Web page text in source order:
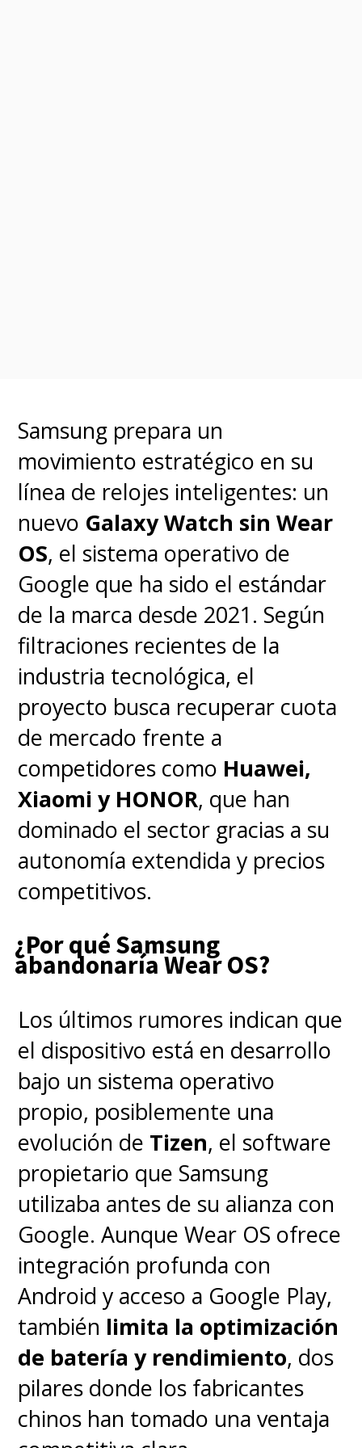
Samsung prepara un
movimiento estratégico en su
línea de relojes inteligentes: un
nuevo Galaxy Watch sin Wear
OS, el sistema operativo de
Google que ha sido el estándar
de la marca desde 2021. Según
filtraciones recientes de la
industria tecnológica, el
proyecto busca recuperar cuota
de mercado frente a
competidores como Huawei,
Xiaomi y HONOR, que han
dominado el sector gracias a su
autonomía extendida y precios
competitivos.
¿Por qué Samsung
abandonaría Wear OS?
Los últimos rumores indican que
el dispositivo está en desarrollo
bajo un sistema operativo
propio, posiblemente una
evolución de Tizen, el software
propietario que Samsung
utilizaba antes de su alianza con
Google. Aunque Wear OS ofrece
integración profunda con
Android y acceso a Google Play,
también limita la optimización
de batería y rendimiento, dos
pilares donde los fabricantes
chinos han tomado una ventaja